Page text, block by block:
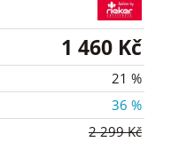
1 460 Kč
21 %
36 %
2 299 Kč